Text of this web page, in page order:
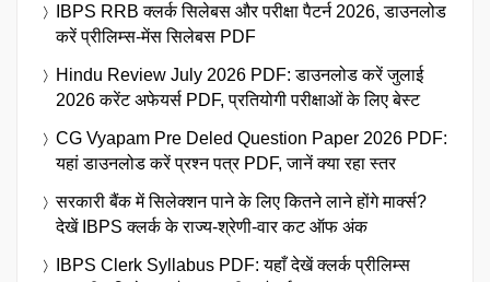
IBPS RRB क्लर्क सिलेबस और परीक्षा पैटर्न 2026, डाउनलोड
करें प्रीलिम्स-मेंस सिलेबस PDF
Hindu Review July 2026 PDF: डाउनलोड करें जुलाई
2026 करेंट अफेयर्स PDF, प्रतियोगी परीक्षाओं के लिए बेस्ट
CG Vyapam Pre Deled Question Paper 2026 PDF:
यहां डाउनलोड करें प्रश्न पत्र PDF, जानें क्या रहा स्तर
सरकारी बैंक में सिलेक्शन पाने के लिए कितने लाने होंगे मार्क्स?
देखें IBPS क्लर्क के राज्य-श्रेणी-वार कट ऑफ अंक
IBPS Clerk Syllabus PDF: यहाँ देखें क्लर्क प्रीलिम्स